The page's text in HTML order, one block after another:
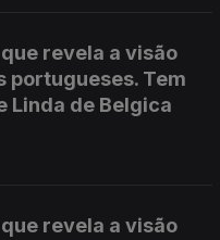
revela a visão
portugueses. Tem
Linda de Belgica
revela a visão